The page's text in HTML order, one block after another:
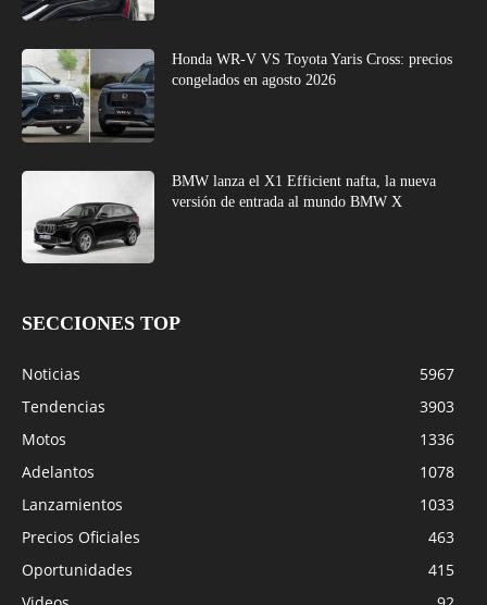
Honda WR-V VS Toyota Yaris Cross: precios
congelados en agosto 2026
BMW lanza el X1 Efficient nafta, la nueva
versión de entrada al mundo BMW X
SECCIONES TOP
Noticias
5967
Tendencias
3903
Motos
1336
Adelantos
1078
Lanzamientos
1033
Precios Oficiales
463
Oportunidades
415